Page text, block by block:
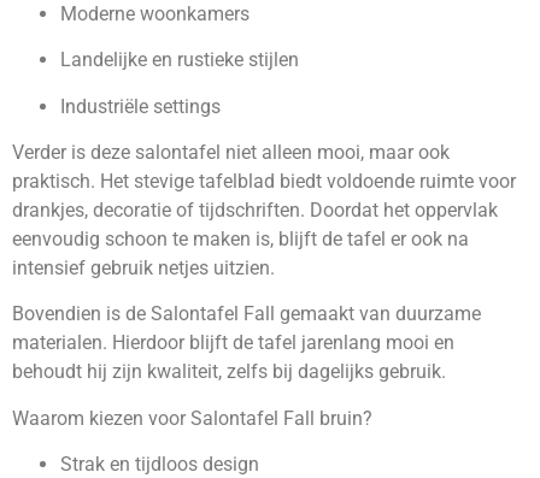
Moderne woonkamers
Landelijke en rustieke stijlen
Industriële settings
Verder is deze salontafel niet alleen mooi, maar ook
praktisch. Het stevige tafelblad biedt voldoende ruimte voor
drankjes, decoratie of tijdschriften. Doordat het oppervlak
eenvoudig schoon te maken is, blijft de tafel er ook na
intensief gebruik netjes uitzien.
Bovendien is de Salontafel Fall gemaakt van duurzame
materialen. Hierdoor blijft de tafel jarenlang mooi en
behoudt hij zijn kwaliteit, zelfs bij dagelijks gebruik.
Waarom kiezen voor Salontafel Fall bruin?
Strak en tijdloos design